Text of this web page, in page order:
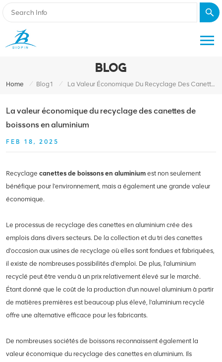
BLOG
Home / Blog1 / La Valeur Économique Du Recyclage Des Canettes De Boissons En Aluminium
La valeur économique du recyclage des canettes de
boissons en aluminium
FEB 18, 2025
Recyclage canettes de boissons en aluminium est non seulement
bénéfique pour l'environnement, mais a également une grande valeur
économique.
Le processus de recyclage des canettes en aluminium crée des
emplois dans divers secteurs. De la collection et du tri des canettes
d'occasion aux usines de recyclage où elles sont fondues et fabriquées,
il existe de nombreuses possibilités d'emploi. De plus, l'aluminium
recyclé peut être vendu à un prix relativement élevé sur le marché.
Étant donné que le coût de la production d'un nouvel aluminium à partir
de matières premières est beaucoup plus élevé, l'aluminium recyclé
offre une alternative efficace pour les fabricants.
De nombreuses sociétés de boissons reconnaissent également la
valeur économique du recyclage des canettes en aluminium. Ils